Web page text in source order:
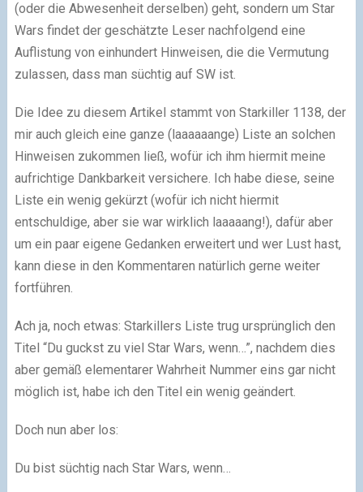
(oder die Abwesenheit derselben) geht, sondern um Star
Wars findet der geschätzte Leser nachfolgend eine
Auflistung von einhundert Hinweisen, die die Vermutung
zulassen, dass man süchtig auf SW ist.
Die Idee zu diesem Artikel stammt von Starkiller 1138, der
mir auch gleich eine ganze (laaaaaange) Liste an solchen
Hinweisen zukommen ließ, wofür ich ihm hiermit meine
aufrichtige Dankbarkeit versichere. Ich habe diese, seine
Liste ein wenig gekürzt (wofür ich nicht hiermit
entschuldige, aber sie war wirklich laaaaang!), dafür aber
um ein paar eigene Gedanken erweitert und wer Lust hast,
kann diese in den Kommentaren natürlich gerne weiter
fortführen.
Ach ja, noch etwas: Starkillers Liste trug ursprünglich den
Titel “Du guckst zu viel Star Wars, wenn…”, nachdem dies
aber gemäß elementarer Wahrheit Nummer eins gar nicht
möglich ist, habe ich den Titel ein wenig geändert.
Doch nun aber los:
Du bist süchtig nach Star Wars, wenn…